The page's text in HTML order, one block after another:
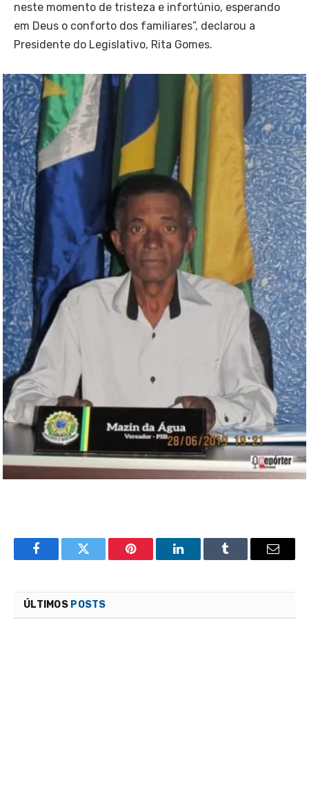
neste momento de tristeza e infortúnio, esperando
em Deus o conforto dos familiares”, declarou a
Presidente do Legislativo, Rita Gomes.
FacebookTwitter Pinterest LinkedInTumblr Email
ÚLTIMOS POSTS